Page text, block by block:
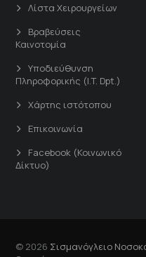
Λίστα Χειρουργείων
Βραβεύσεις
Καινοτομία
Υποδιεύθυνση
Πληροφορικής (I.T. Dpt.)
Χάρτης ιστότοπου
Επικοινωνία
Facebook (Κοινωνικό
Δίκτυο)
© 2026 Σισμανόγλειο